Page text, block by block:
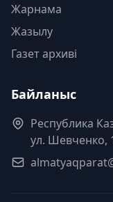
Жарнама
Жазылу
Газет архиві
Байланыс
Республика
ул. Шевченко,